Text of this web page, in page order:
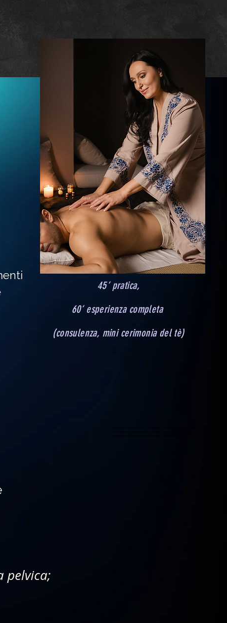
45‘ pratica,
60‘ esperienza completa
(consulenza, mini cerimonia del tè)
pelvica;